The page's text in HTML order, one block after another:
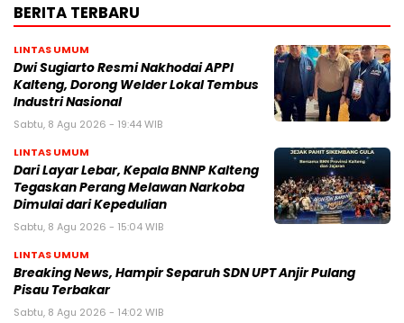
BERITA TERBARU
LINTAS UMUM
Dwi Sugiarto Resmi Nakhodai APPI
Kalteng, Dorong Welder Lokal Tembus
Industri Nasional
Sabtu, 8 Agu 2026 - 19:44 WIB
LINTAS UMUM
Dari Layar Lebar, Kepala BNNP Kalteng
Tegaskan Perang Melawan Narkoba
Dimulai dari Kepedulian
Sabtu, 8 Agu 2026 - 15:04 WIB
LINTAS UMUM
Breaking News, Hampir Separuh SDN UPT Anjir Pulang
Pisau Terbakar
Sabtu, 8 Agu 2026 - 14:02 WIB